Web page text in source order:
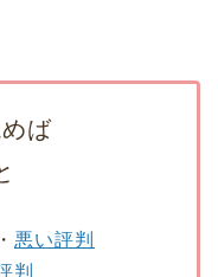
ば
・ 悪い評判
判